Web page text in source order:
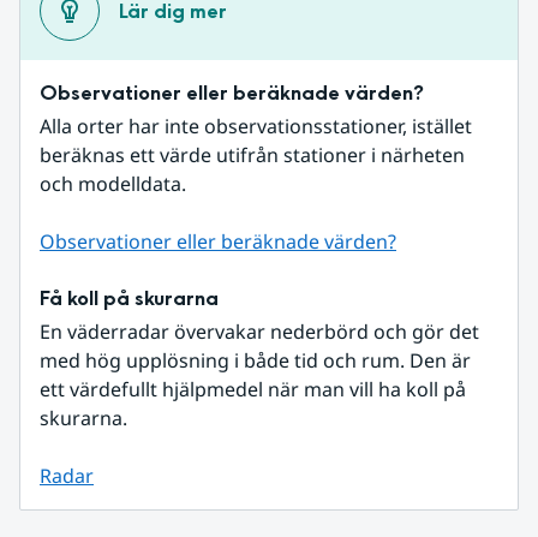
Lär dig mer
Observationer eller beräknade värden?
Alla orter har inte observationsstationer, istället
beräknas ett värde utifrån stationer i närheten
och modelldata.
Observationer eller beräknade värden?
Få koll på skurarna
En väderradar övervakar nederbörd och gör det
med hög upplösning i både tid och rum. Den är
ett värdefullt hjälpmedel när man vill ha koll på
skurarna.
Radar